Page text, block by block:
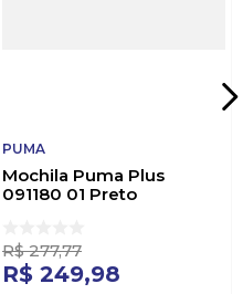
PUMA
Mochila Puma Plus
091180 01 Preto
R$ 277,77
R$ 249,98